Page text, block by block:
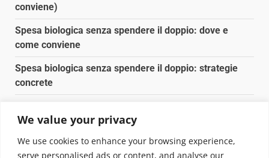
We value your privacy
We use cookies to enhance your browsing experience,
serve personalised ads or content, and analyse our
conviene)
Spesa biologica senza spendere il doppio: dove e
come conviene
Spesa biologica senza spendere il doppio: strategie
concrete
Pulizia naturale della casa: 3 ingredienti che
sostituiscono 10 prodotti chimici